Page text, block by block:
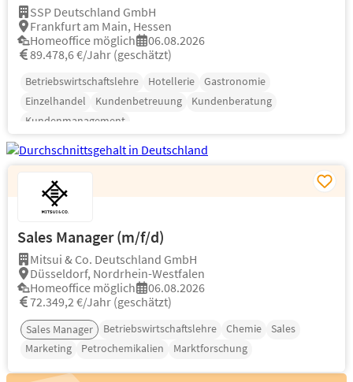
SSP Deutschland GmbH
Frankfurt am Main, Hessen
Homeoffice möglich
06.08.2026
89.478,6 €/Jahr (geschätzt)
Betriebswirtschaftslehre Hotellerie
Gastronomie
Einzelhandel
Kundenbetreuung
Kundenberatung
Kundenmanagement
Sales Manager (m/f/d)
Mitsui & Co. Deutschland GmbH
Düsseldorf, Nordrhein-Westfalen
Homeoffice möglich
06.08.2026
72.349,2 €/Jahr (geschätzt)
Sales Manager Betriebswirtschaftslehre Chemie
Sales
Marketing
Petrochemikalien Marktforschung